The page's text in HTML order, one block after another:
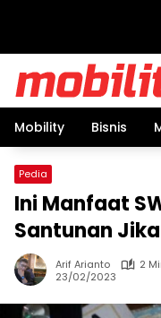
Mobility Bisnis
Pedia
Ini Manfaat
Santunan
Arif Arianto
2
23/02/2023